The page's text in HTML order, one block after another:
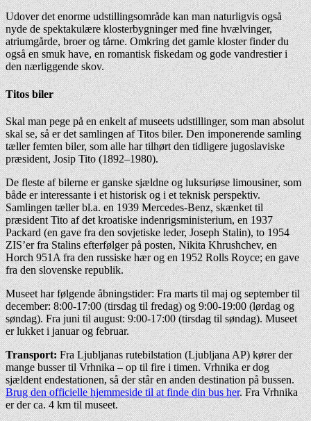
Udover det enorme udstillingsområde kan man naturligvis også
nyde de spektakulære klosterbygninger med fine hvælvinger,
atriumgårde, broer og tårne. Omkring det gamle kloster finder du
også en smuk have, en romantisk fiskedam og gode vandrestier i
den nærliggende skov.
Titos biler
Skal man pege på en enkelt af museets udstillinger, som man absolut
skal se, så er det samlingen af Titos biler. Den imponerende samling
tæller femten biler, som alle har tilhørt den tidligere jugoslaviske
præsident, Josip Tito (1892–1980).
De fleste af bilerne er ganske sjældne og luksuriøse limousiner, som
både er interessante i et historisk og i et teknisk perspektiv.
Samlingen tæller bl.a. en 1939 Mercedes-Benz, skænket til
præsident Tito af det kroatiske indenrigsministerium, en 1937
Packard (en gave fra den sovjetiske leder, Joseph Stalin), to 1954
ZIS’er fra Stalins efterfølger på posten, Nikita Khrushchev, en
Horch 951A fra den russiske hær og en 1952 Rolls Royce; en gave
fra den slovenske republik.
Museet har følgende åbningstider: Fra marts til maj og september til
december: 8:00-17:00 (tirsdag til fredag) og 9:00-19:00 (lørdag og
søndag). Fra juni til august: 9:00-17:00 (tirsdag til søndag). Museet
er lukket i januar og februar.
Transport:Fra Ljubljanas rutebilstation (Ljubljana AP) kører der
mange busser til Vrhnika – op til fire i timen. Vrhnika er dog
sjældent endestationen, så der står en anden destination på bussen.
Brug den officielle hjemmeside til at finde din bus her. Fra Vrhnika
er der ca. 4 km til museet.